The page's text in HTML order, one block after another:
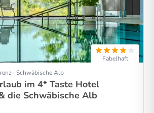
Fabelhaft
· Schwäbische Alb
im 4* Taste Hotel
die Schwäbische Alb